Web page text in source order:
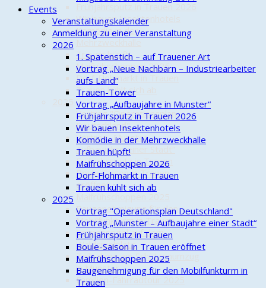
Frühjahrsputz in Trauen 2026
Wir bauen Insektenhotels
Komödie in der
Mehrzweckhalle
Trauen hüpft!
Maifrühschoppen 2026
Dorf-Flohmarkt in Trauen
Trauen kühlt sich ab
2025
Vortrag "Operationsplan
Deutschland"
Vortrag „Munster –
Aufbaujahre einer Stadt“
Frühjahrsputz in Trauen
Boule-Saison in Trauen
eröffnet
Baugenehmigung für den
Mobilfunkturm in Trauen
Sonnensegel auf dem
Waldspielplatz
Teilnahme am Schützenumzug
in Munster
Familien-Fahrradtour 2025
Events
Veranstaltungskalender
Anmeldung zu einer Veranstaltung
2026
1. Spatenstich – auf Trauener Art
Vortrag „Neue Nachbarn – Industriearbeiter
aufs Land“
Trauen-Tower
Vortrag „Aufbaujahre in Munster“
Frühjahrsputz in Trauen 2026
Wir bauen Insektenhotels
Komödie in der Mehrzweckhalle
Trauen hüpft!
Maifrühschoppen 2026
Dorf-Flohmarkt in Trauen
Trauen kühlt sich ab
2025
Vortrag "Operationsplan Deutschland"
Vortrag „Munster – Aufbaujahre einer Stadt“
Frühjahrsputz in Trauen
Boule-Saison in Trauen eröffnet
Maifrühschoppen 2025
Baugenehmigung für den Mobilfunkturm in
Trauen